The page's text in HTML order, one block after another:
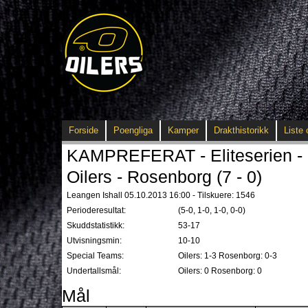
Forside Poengliga Kamper Drakthistorikk Liste
KAMPREFERAT - Eliteserien -
Oilers - Rosenborg (7 - 0)
Leangen Ishall 05.10.2013 16:00 - Tilskuere: 1546
Perioderesultat:
(5-0, 1-0, 1-0, 0-0)
Skuddstatistikk:
53-17
Utvisningsmin:
10-10
Special Teams:
Oilers: 1-3 Rosenborg: 0-3
Undertallsmål:
Oilers: 0 Rosenborg: 0
Mål